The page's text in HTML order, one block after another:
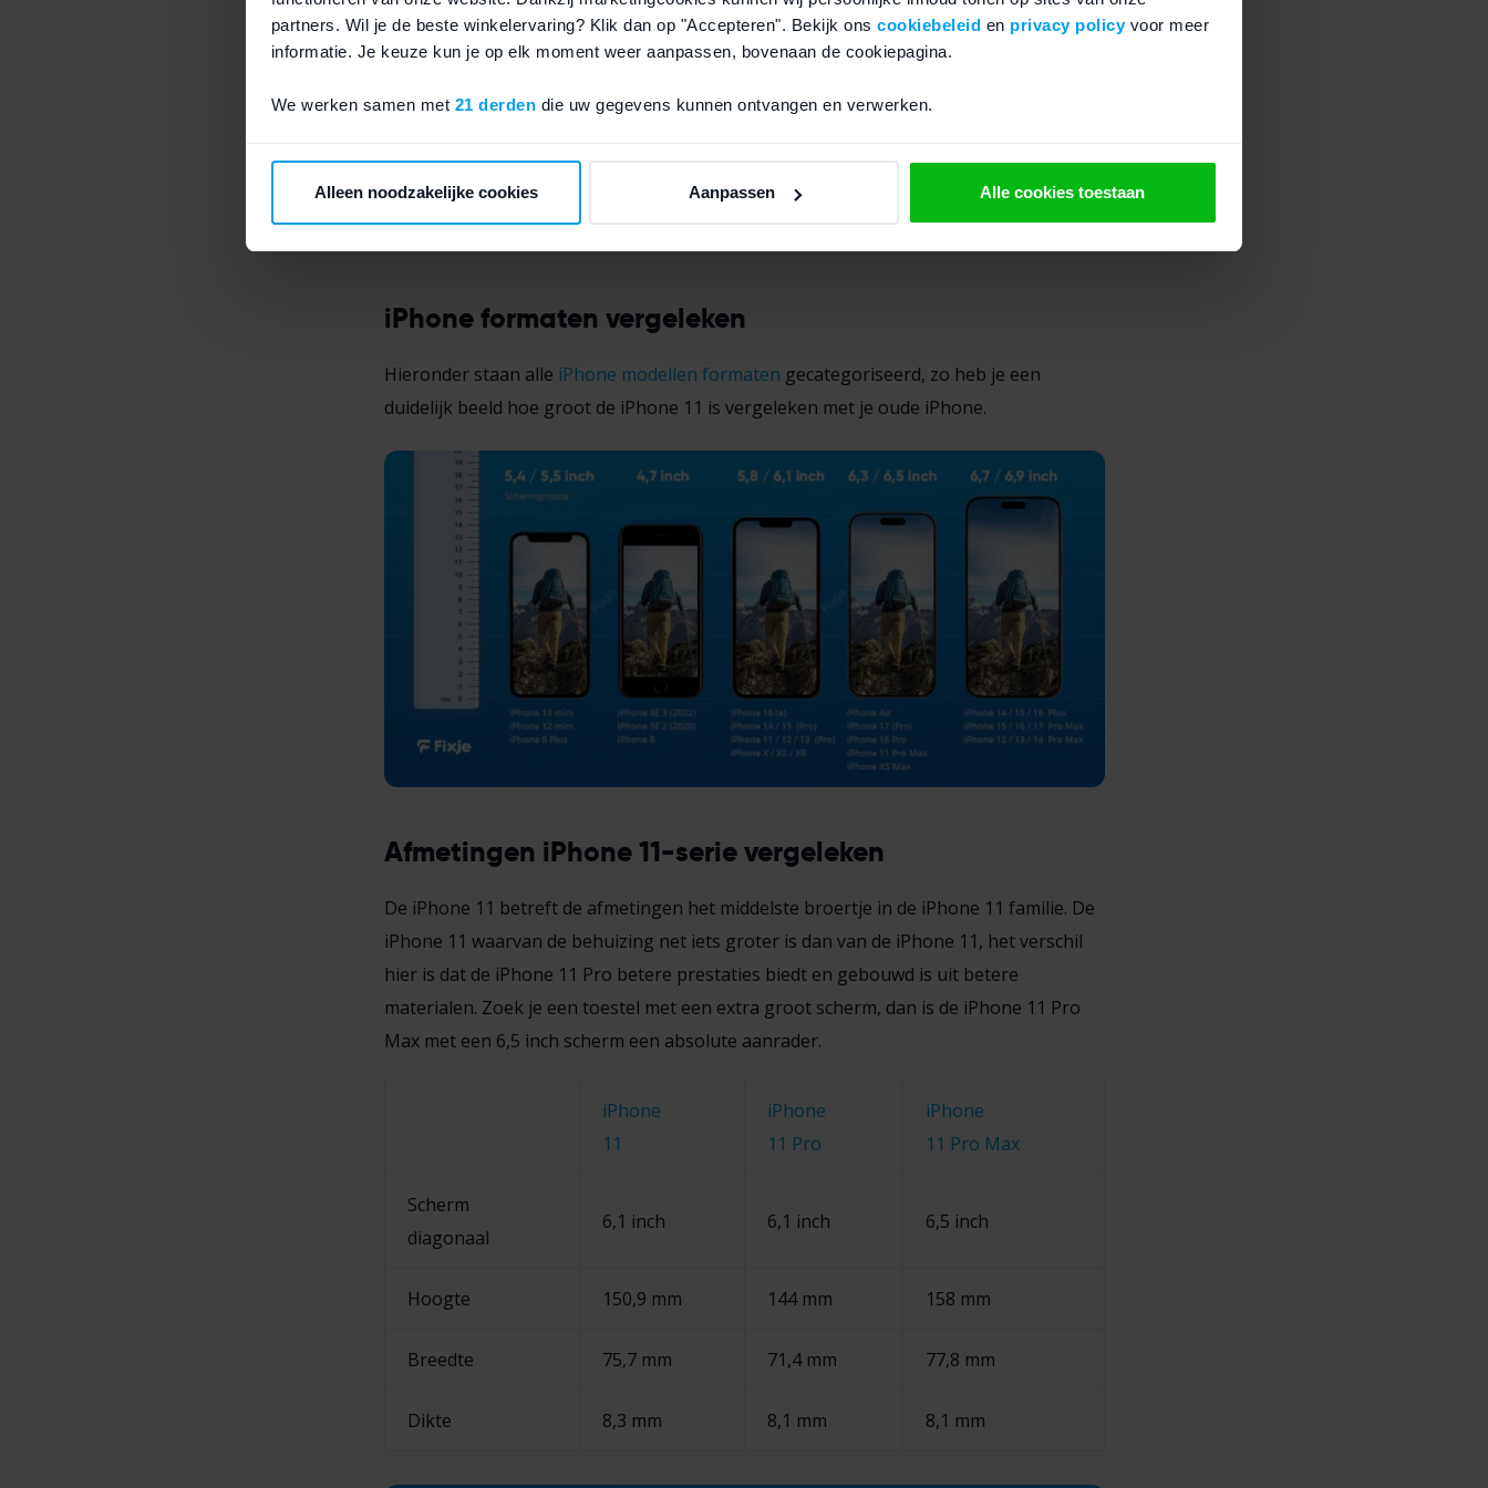
partners. Wil je de beste winkelervaring? Klik dan op "Accepteren". Bekijk ons cookiebeleid en privacy policyvoor meer
informatie. Je keuze kun je op elk moment weer aanpassen, bovenaan de cookiepagina.
We werken samen met 21 derden die uw gegevens kunnen ontvangen en verwerken.
Alleen noodzakelijke cookies Aanpassen Alle cookies toestaan
iPhone 11 grootte, hoe ligt hij in de hand
De iPhone 11 heeft een afmeting om comfortabel in de hand
houden. Hij is niet te groot, je kunt met je duim de andere kant van het scherm net aan
tikken. De iPhone 11 afmetingen zijn te vergelijken met die van de
iPhone XRen
iPhone XS.
iPhone formaten vergeleken
Hieronder staan alle iPhone modellen formaten gecategoriseerd, zo heb je een
duidelijk beeld hoe groot de iPhone 11 is vergeleken met je oude iPhone.
Afmetingen iPhone 11-serie vergeleken
De iPhone 11 betreft de afmetingen het middelste broertje in de iPhone 11 familie. De
iPhone 11 waarvan de behuizing net iets groter is dan van de iPhone 11, het verschil
hier is dat de iPhone 11 Pro betere prestaties biedt en gebouwd is uit betere
materialen. Zoek je een toestel met een extra groot scherm, dan is de iPhone 11 Pro
Max met een 6,5 inch scherm een absolute aanrader.
iPhone
11
iPhone
11 Pro
iPhone
11 Pro Max
Scherm
diagonaal
6,1 inch 6,1 inch 6,5 inch
Hoogte 150,9 mm 144 mm 158 mm
Breedte 75,7 mm 71,4 mm 77,8 mm
Dikte 8,3 mm 8,1 mm 8,1 mm